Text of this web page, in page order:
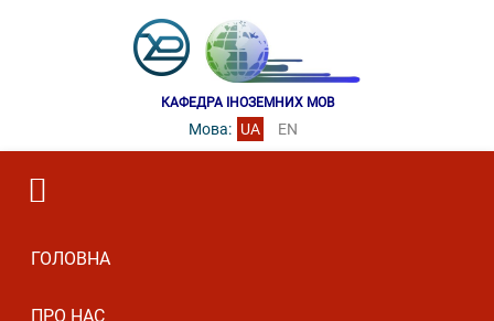
КАФЕДРА ІНОЗЕМНИХ МОВ
Мова: UA EN
ГОЛОВНА
ПРО НАС